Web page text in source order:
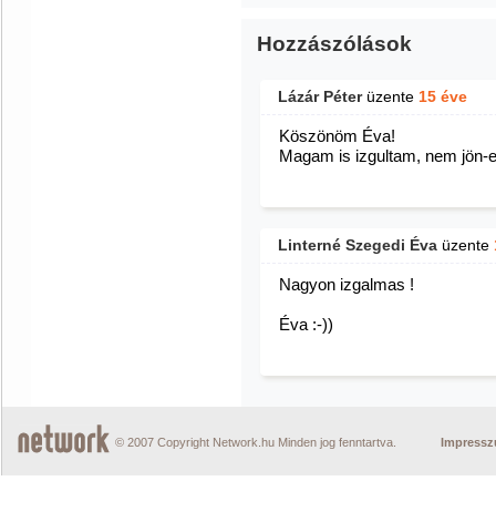
Hozzászólások
Lázár Péterüzente 15 éve
Köszönöm Éva!
Magam is izgultam, nem jön-
Linterné Szegedi Éva üzente
Nagyon izgalmas !
Éva :-))
© 2007 Copyright Network.hu Minden jog fenntartva.